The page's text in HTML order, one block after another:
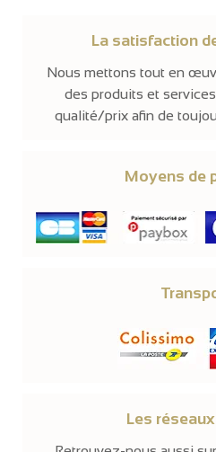
La satisfaction
Nous mettons tout en
des produits et
qualité/prix afin de
Moyens de
Les